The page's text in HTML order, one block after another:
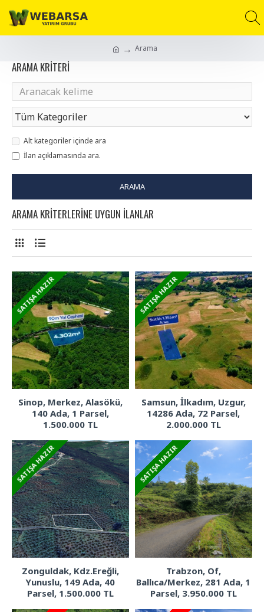
Arama
ARAMA KRITERI
Alt kategoriler içinde ara
İlan açıklamasında ara.
ARAMA
ARAMA KRITERLERINE UYGUN ILANLAR
SATIŞA HAZIR
Sinop, Merkez, Alasökü,
140 Ada, 1 Parsel,
1.500.000 TL
SATIŞA HAZIR
Samsun, İlkadım, Uzgur,
14286 Ada, 72 Parsel,
2.000.000 TL
SATIŞA HAZIR
Zonguldak, Kdz.Ereğli,
Yunuslu, 149 Ada, 40
Parsel, 1.500.000 TL
SATIŞA HAZIR
Trabzon, Of,
Ballıca/Merkez, 281 Ada, 1
Parsel, 3.950.000 TL